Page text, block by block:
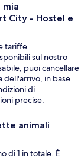
mia
City - Hostel e
tariffe
sul nostro
puoi cancellare
dell'arrivo, in base
di
precise.
animali
di 1 in totale. È